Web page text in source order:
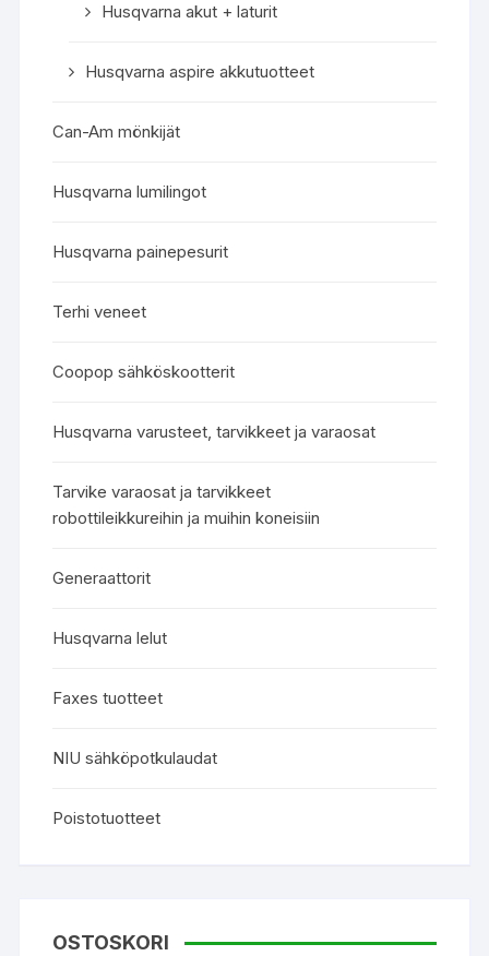
Husqvarna akut + laturit
Husqvarna aspire akkutuotteet
Can-Am mönkijät
Husqvarna lumilingot
Husqvarna painepesurit
Terhi veneet
Coopop sähköskootterit
Husqvarna varusteet, tarvikkeet ja varaosat
Tarvike varaosat ja tarvikkeet
robottileikkureihin ja muihin koneisiin
Generaattorit
Husqvarna lelut
Faxes tuotteet
NIU sähköpotkulaudat
Poistotuotteet
OSTOSKORI